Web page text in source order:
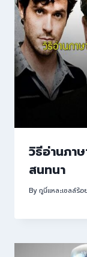
วิธีอ่านภา
สนทนา
Byกูนี่แหละเซลล์ร้อ